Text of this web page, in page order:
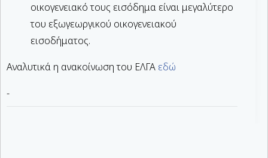
οικογενειακό τους εισόδημα είναι μεγαλύτερο
του εξωγεωργικού οικογενειακού
εισοδήματος.
Αναλυτικά η ανακοίνωση του ΕΛΓΑ εδώ
-